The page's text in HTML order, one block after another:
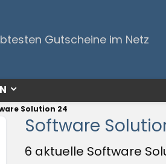
Gutscheine im Netz
Solution 24
Software
6 aktuelle Software